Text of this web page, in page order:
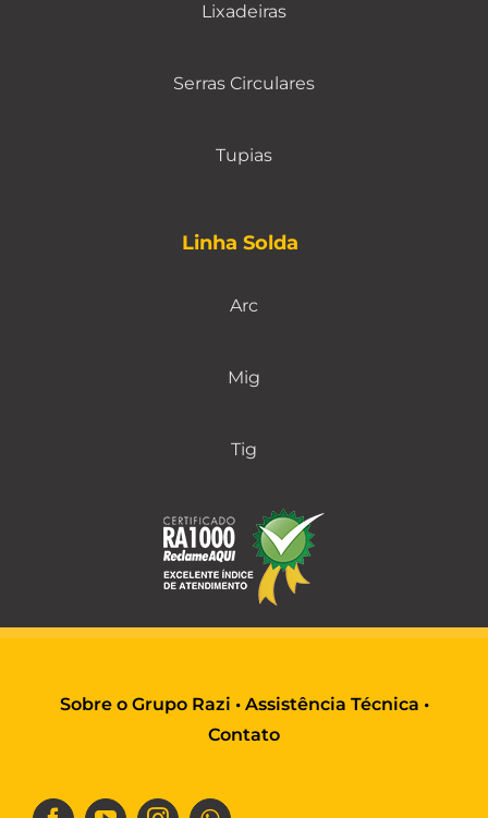
Lixadeiras
Serras Circulares
Tupias
Linha Solda
Arc
Mig
Tig
Sobre o Grupo Razi • Assistência Técnica •
Contato